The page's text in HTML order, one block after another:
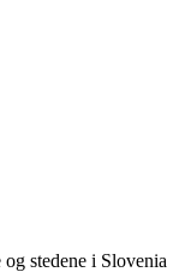
stedene i Slovenia